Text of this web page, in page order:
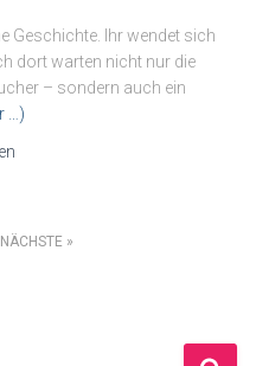
Geschichte. Ihr wendet sich
dort warten nicht nur die
– sondern auch ein
…)
NÄCHSTE